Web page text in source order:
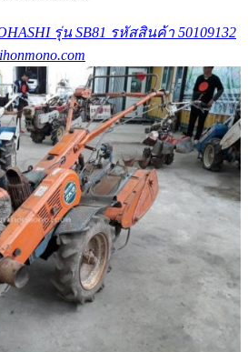
รุ่น SB81 รหัสสินค้า 50109132